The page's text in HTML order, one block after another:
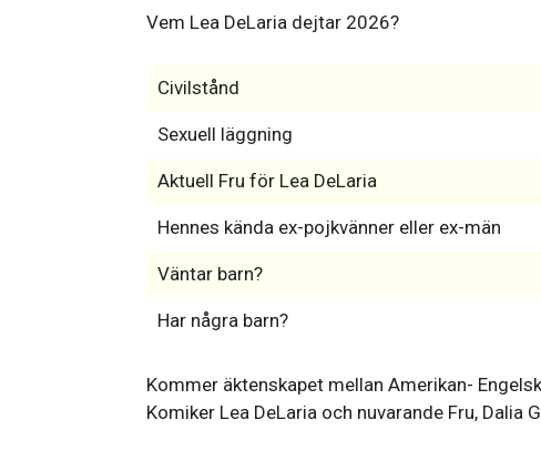
Vem Lea DeLaria dejtar 2026?
Civilstånd
Sexuell läggning
Aktuell Fru för Lea DeLaria
Hennes kända ex-pojkvänner eller ex-män
Väntar barn?
Har några barn?
Kommer äktenskapet mellan Amerikan-
Komiker Lea DeLaria och nuvarande Fru, Dalia